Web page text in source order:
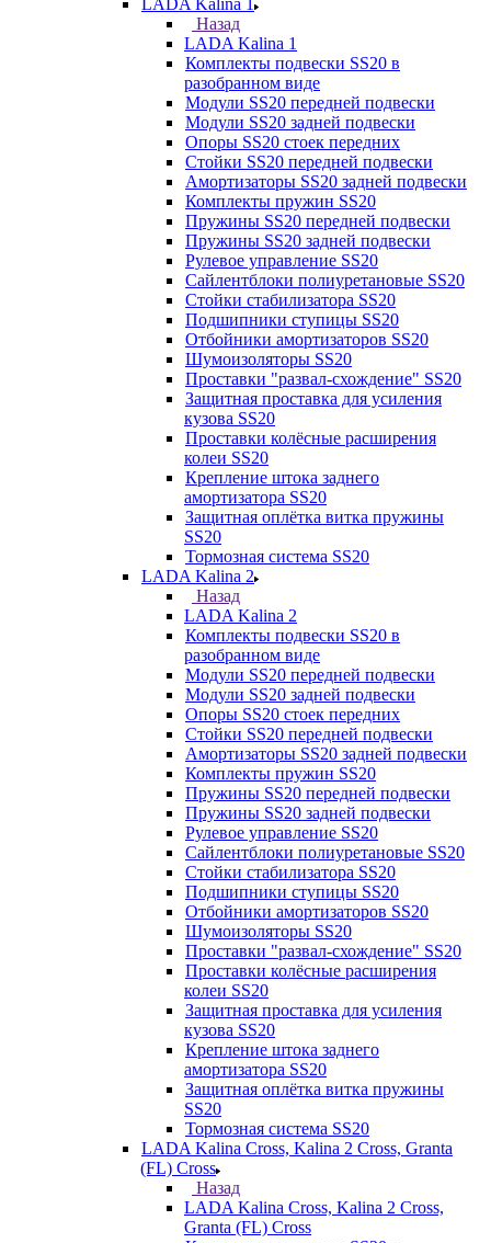
LADA Kalina 1
Назад
LADA Kalina 1
Комплекты подвески SS20 в
разобранном виде
Модули SS20 передней подвески
Модули SS20 задней подвески
Опоры SS20 стоек передних
Стойки SS20 передней подвески
Амортизаторы SS20 задней подвески
Комплекты пружин SS20
Пружины SS20 передней подвески
Пружины SS20 задней подвески
Рулевое управление SS20
Сайлентблоки полиуретановые SS20
Стойки стабилизатора SS20
Подшипники ступицы SS20
Отбойники амортизаторов SS20
Шумоизоляторы SS20
Проставки "развал-схождение" SS20
Защитная проставка для усиления
кузова SS20
Проставки колёсные расширения
колеи SS20
Крепление штока заднего
амортизатора SS20
Защитная оплётка витка пружины
SS20
Тормозная система SS20
LADA Kalina 2
Назад
LADA Kalina 2
Комплекты подвески SS20 в
разобранном виде
Модули SS20 передней подвески
Модули SS20 задней подвески
Опоры SS20 стоек передних
Стойки SS20 передней подвески
Амортизаторы SS20 задней подвески
Комплекты пружин SS20
Пружины SS20 передней подвески
Пружины SS20 задней подвески
Рулевое управление SS20
Сайлентблоки полиуретановые SS20
Стойки стабилизатора SS20
Подшипники ступицы SS20
Отбойники амортизаторов SS20
Шумоизоляторы SS20
Проставки "развал-схождение" SS20
Проставки колёсные расширения
колеи SS20
Защитная проставка для усиления
кузова SS20
Крепление штока заднего
амортизатора SS20
Защитная оплётка витка пружины
SS20
Тормозная система SS20
LADA Kalina Cross, Kalina 2 Cross, Granta
(FL) Cross
Назад
LADA Kalina Cross, Kalina 2 Cross,
Granta (FL) Cross